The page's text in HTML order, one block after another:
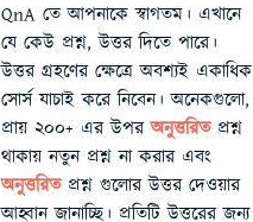
QnA তে আপনাকে স্বাগতম। এখানে
যে কেউ প্রশ্ন, উত্তর দিতে পারে।
উত্তর গ্রহণের ক্ষেত্রে অবশ্যই একাধিক
সোর্স যাচাই করে নিবেন। অনেকগুলো,
প্রায় ২০০+ এর উপরঅনুত্তরিতপ্রশ্ন
থাকায় নতুন প্রশ্ন না করার এবং
অনুত্তরিত প্রশ্ন গুলোর উত্তর দেওয়ার
আহ্বান জানাচ্ছি। প্রতিটি উত্তরের জন্য